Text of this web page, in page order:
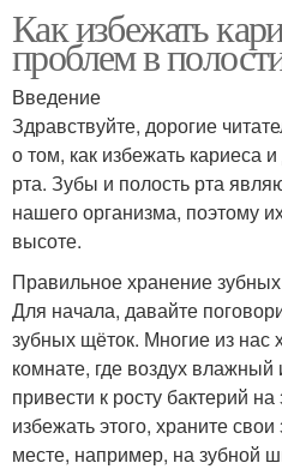
Как избежать
проблем в
Введение
Здравствуйте, дорогие
о том, как избежать кариеса
рта. Зубы и полость рта
нашего организма, поэтому
высоте.
Правильное хранение
Для начала, давайте
зубных щёток. Многие из нас
комнате, где воздух
привести к росту бактерий
избежать этого, храните
месте, например, на зубной